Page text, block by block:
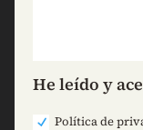
He leído y
Política de